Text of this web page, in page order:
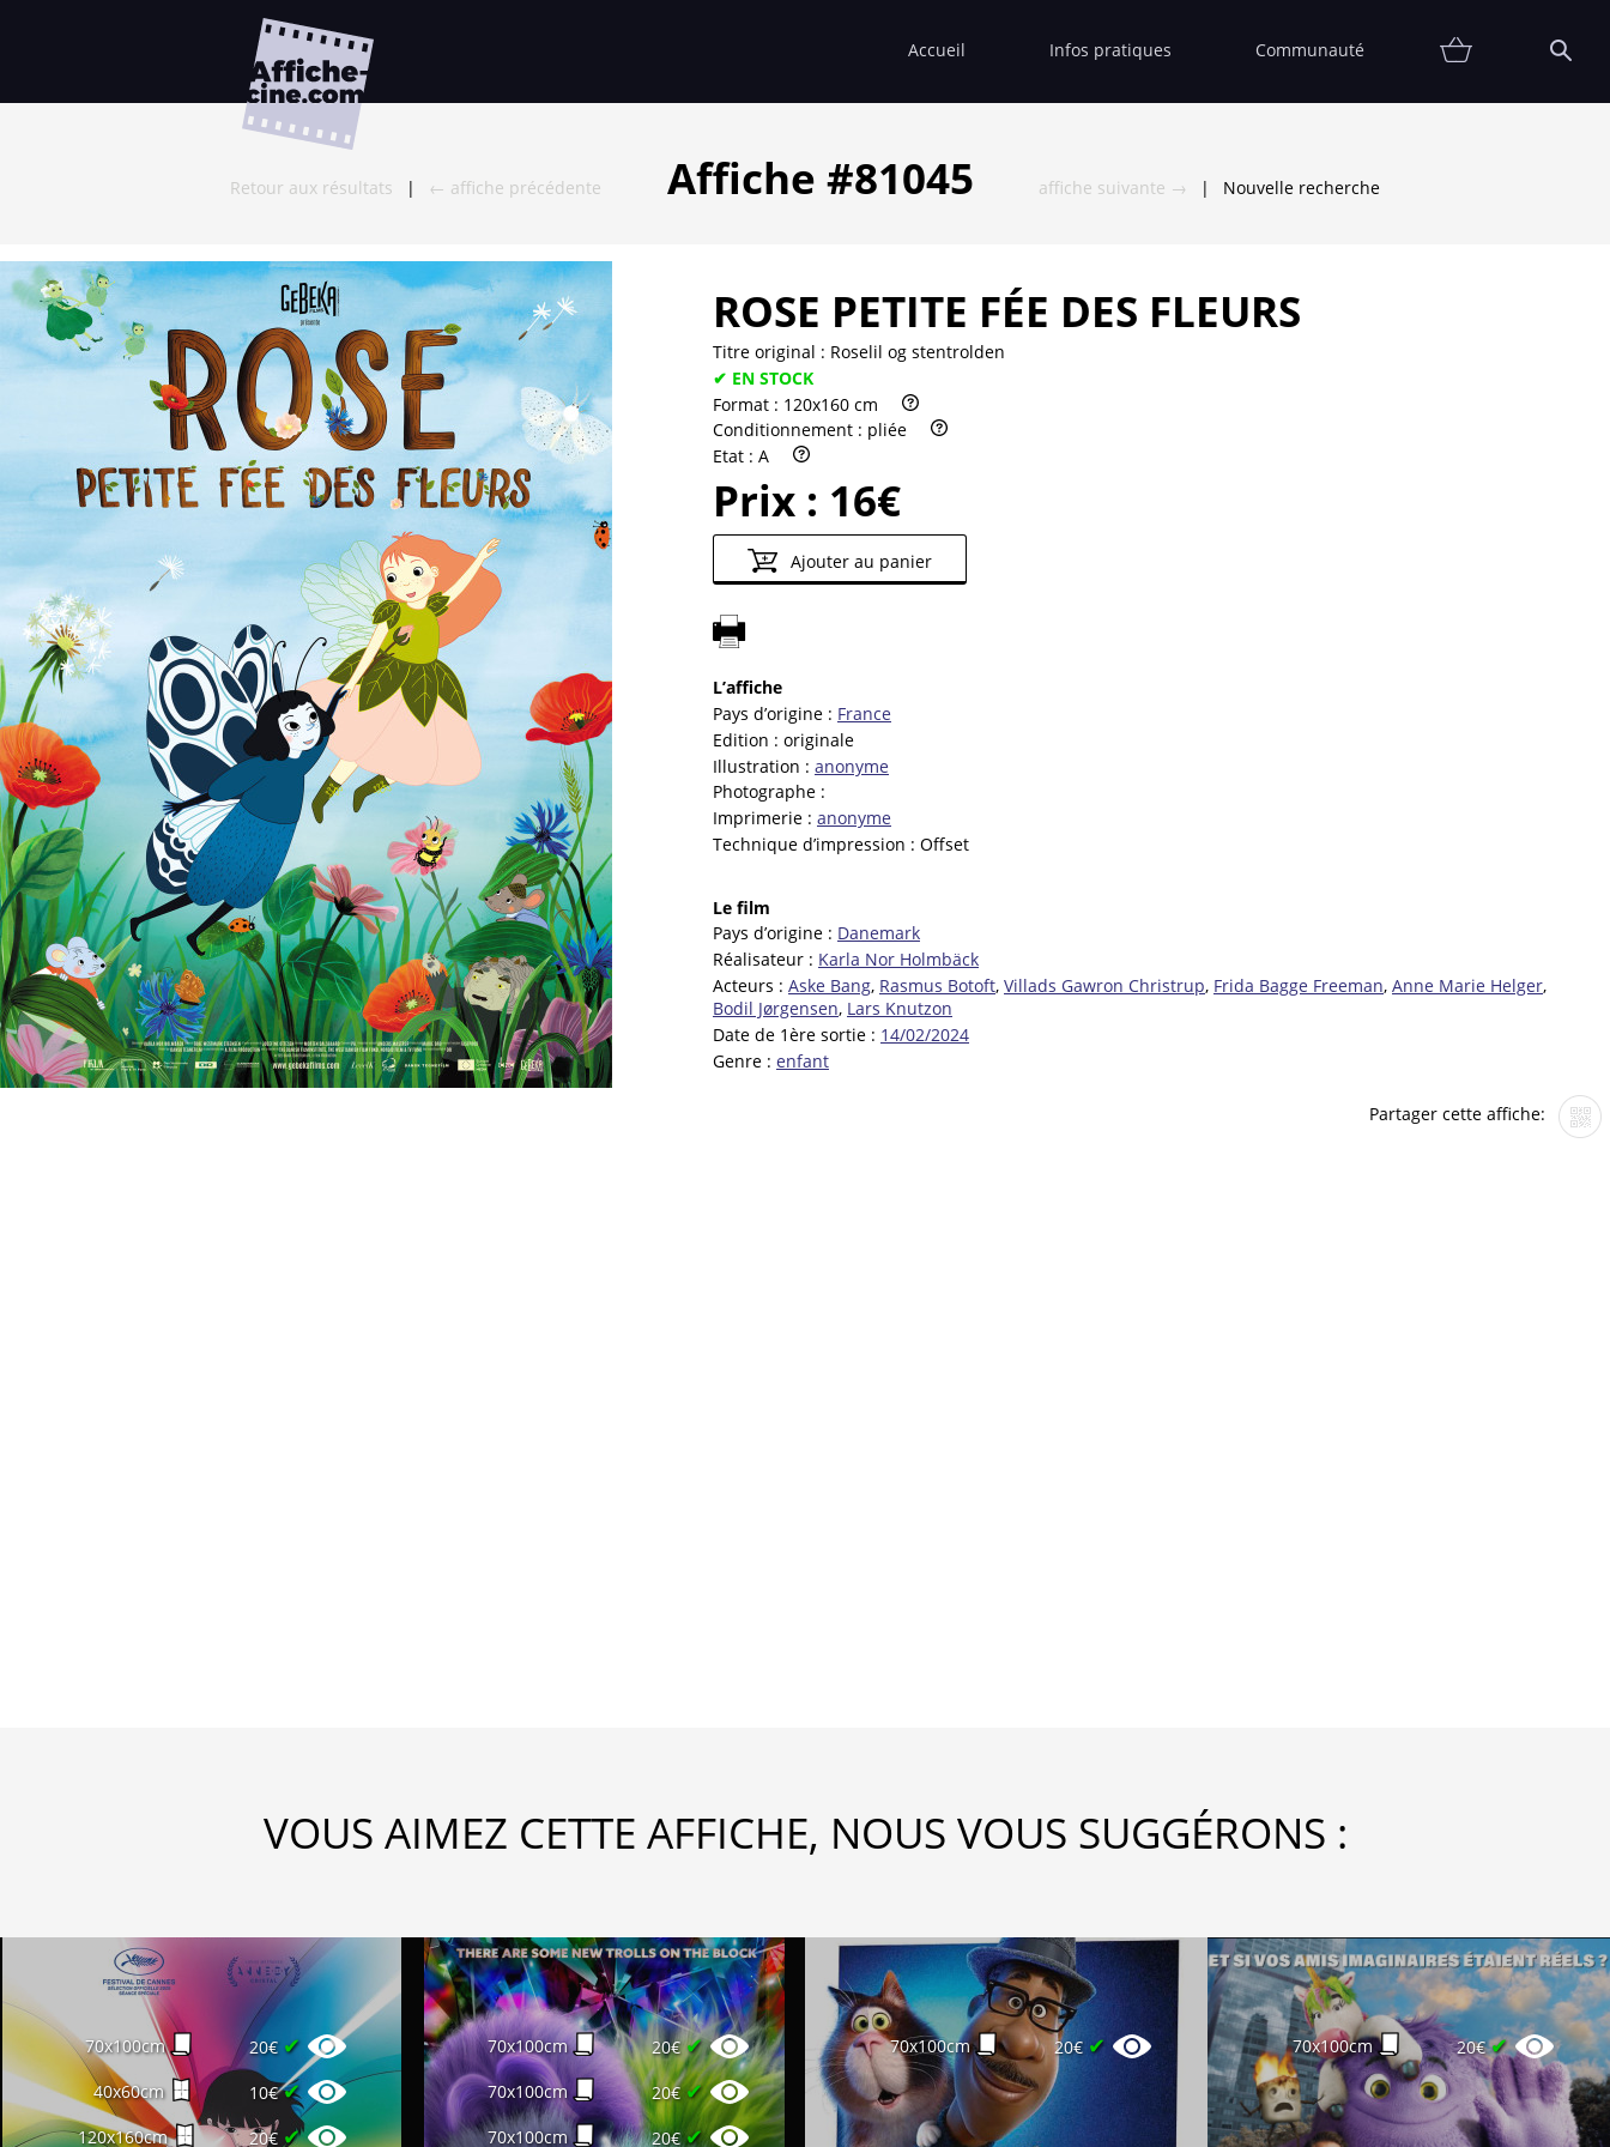
Accueil Infos pratiques
Affiche
Etat
Promotions
Contact
FAQ
Communauté
Collectionneur
Vendu
Thématiques
Partenaires
Vendre
Retour aux résultats | ← affiche précédente Affiche #81045 affiche suivante → | Nouvelle recherche
ROSE PETITE FÉE DES FLEURS
Titre original : Roselil og stentrolden
✔ EN STOCK
Format : 120x160 cm
Conditionnement : pliée
Etat : A
Prix : 16€
Ajouter au panier
L’affiche
Pays d’origine : France
Edition : originale
Illustration : anonyme
Photographe :
Imprimerie : anonyme
Technique d’impression : Offset
Le film
Pays d’origine : Danemark
Réalisateur : Karla Nor Holmbäck
Acteurs : Aske Bang, Rasmus Botoft, Villads Gawron Christrup, Frida Bagge Freeman, Anne Marie Helger,
Bodil Jørgensen, Lars Knutzon
Date de 1ère sortie : 14/02/2024
Genre : enfant
Partager cette affiche:
VOUS AIMEZ CETTE AFFICHE, NOUS VOUS SUGGÉRONS :
70x100cm 20€ ✔
40x60cm 10€✔
120x160cm 20€ ✔
70x100cm 20€✔
70x100cm 20€✔
70x100cm 20€✔
70x100cm 20€ ✔ 70x100cm 20€✔